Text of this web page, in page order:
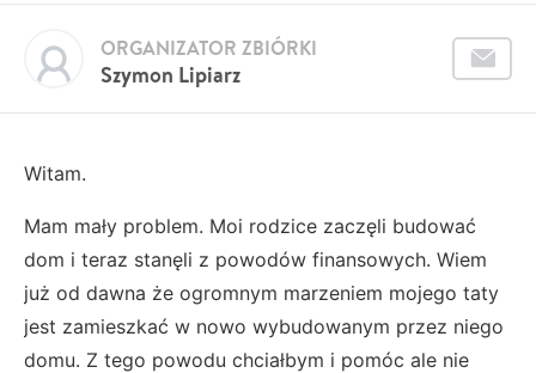
Szymon Lipiarz
ORGANIZATOR ZBIÓRKI
Witam.
Mam mały problem. Moi rodzice zaczęli budować
dom i teraz stanęli z powodów finansowych. Wiem
już od dawna że ogromnym marzeniem mojego taty
jest zamieszkać w nowo wybudowanym przez niego
domu. Z tego powodu chciałbym i pomóc ale nie